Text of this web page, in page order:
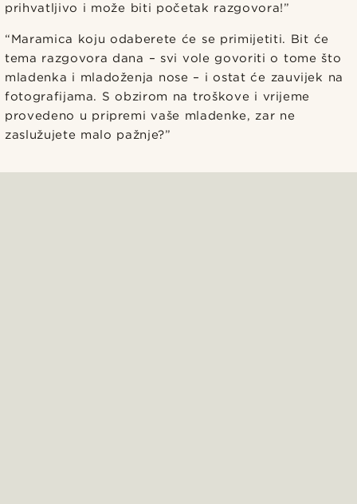
prihvatljivo i može biti početak razgovora!”
“Maramica koju odaberete će se primijetiti. Bit će
tema razgovora dana – svi vole govoriti o tome što
mladenka i mladoženja nose – i ostat će zauvijek na
fotografijama. S obzirom na troškove i vrijeme
provedeno u pripremi vaše mladenke, zar ne
zaslužujete malo pažnje?”